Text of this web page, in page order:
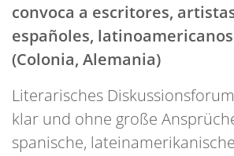
convoca a escritores,
españoles,
(Colonia, Alemania)
Literarisches
klar und ohne große
spanische,